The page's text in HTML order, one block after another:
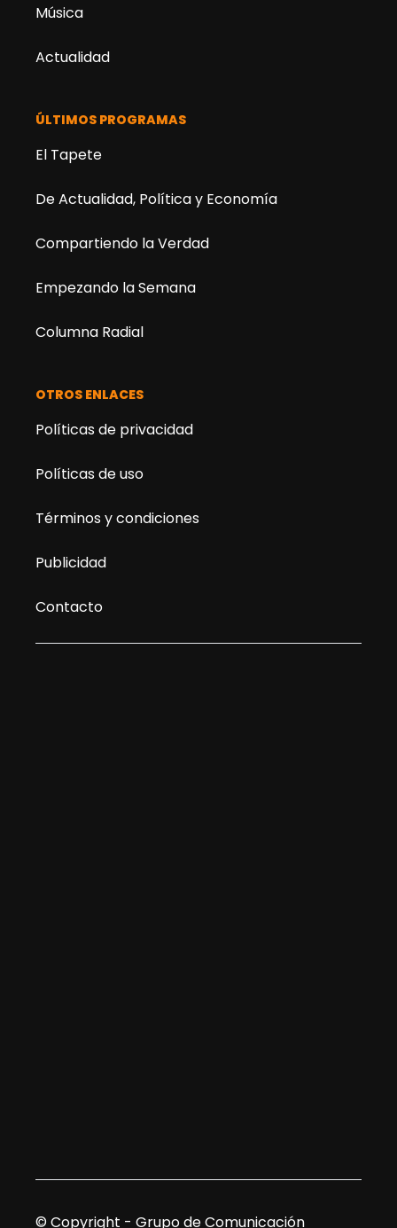
Música
Actualidad
ÚLTIMOS PROGRAMAS
El Tapete
De Actualidad, Política y Economía
Compartiendo la Verdad
Empezando la Semana
Columna Radial
OTROS ENLACES
Políticas de privacidad
Políticas de uso
Términos y condiciones
Publicidad
Contacto
© Copyright - Grupo de Comunicación